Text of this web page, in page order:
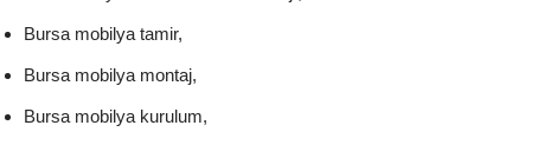
Bursa mobilya tamir,
Bursa mobilya montaj,
Bursa mobilya kurulum,